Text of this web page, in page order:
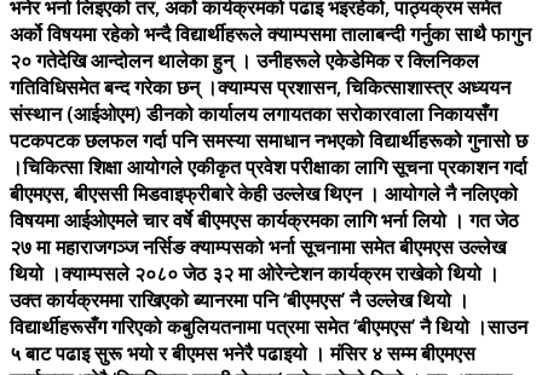
भनेर भर्ना लिइएको तर, अर्को कार्यक्रमको पढाइ भइरहेको, पाठ्यक्रम समेत
अर्को विषयमा रहेको भन्दै विद्यार्थीहरूले क्याम्पसमा तालाबन्दी गर्नुका साथै फागुन
२० गतेदेखि आन्दोलन थालेका हुन् । उनीहरूले एकेडेमिक र क्लिनिकल
गतिविधिसमेत बन्द गरेका छन् ।क्याम्पस प्रशासन, चिकित्साशास्त्र अध्ययन
संस्थान (आईओएम) डीनको कार्यालय लगायतका सरोकारवाला निकायसँग
पटकपटक छलफल गर्दा पनि समस्या समाधान नभएको विद्यार्थीहरूको गुनासो छ
।चिकित्सा शिक्षा आयोगले एकीकृत प्रवेश परीक्षाका लागि सूचना प्रकाशन गर्दा
बीएमएस, बीएससी मिडवाइफ्रीबारे केही उल्लेख थिएन । आयोगले नै नलिएको
विषयमा आईओएमले चार वर्षे बीएमएस कार्यक्रमका लागि भर्ना लियो । गत जेठ
२७ मा महाराजगञ्ज नर्सिङ क्याम्पसको भर्ना सूचनामा समेत बीएमएस उल्लेख
थियो ।क्याम्पसले २०८० जेठ ३२ मा ओरेन्टेशन कार्यक्रम राखेको थियो ।
उक्त कार्यक्रममा राखिएको ब्यानरमा पनि ‘बीएमएस’ नै उल्लेख थियो ।
विद्यार्थीहरूसँग गरिएको कबुलियतनामा पत्रमा समेत ‘बीएमएस’ नै थियो ।साउन
५ बाट पढाइ सुरू भयो र बीएमस भनेरै पढाइयो । मंसिर ४ सम्म बीएमएस